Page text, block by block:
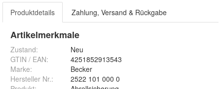
Produktdetails Zahlung, Versand & Rückgabe
Artikelmerkmale
Zustand:
Neu
GTIN / EAN:
4251852913543
Marke:
Becker
Hersteller Nr.:
2522 101 000 0